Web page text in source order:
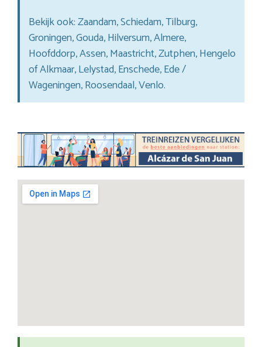
Bekijk ook: Zaandam, Schiedam, Tilburg,
Groningen, Gouda, Hilversum, Almere,
Hoofddorp, Assen, Maastricht, Zutphen, Hengelo
of Alkmaar, Lelystad, Enschede, Ede /
Wageningen, Roosendaal, Venlo.